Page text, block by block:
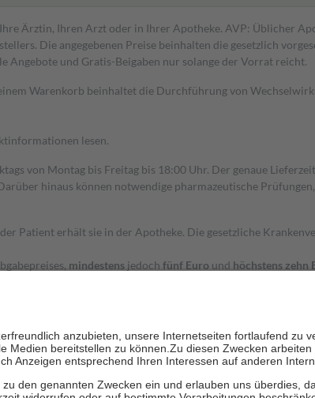
Ärztin, Ihren Arzt oder in Ihrer Apotheke. AVP: Üblicher
Die angegebenen Preise beinhalten die gesetzlich
und Gratis-Beigaben nur solange der Vorrat reicht.
Warenkorb beinhaltet die Durchführung von
lesen.
von Montag bis Freitag bis 18:00 Uhr. Der genaue
hinaus können notwendige pharmazeutische
Patient erhält sie in der Apotheke. Die gesetzliche
mindestens jedoch fünf Euro und höchstens zehn
die besondere Stellung der Familie zu unterstützen, fallen
der Fahrkosten
werden